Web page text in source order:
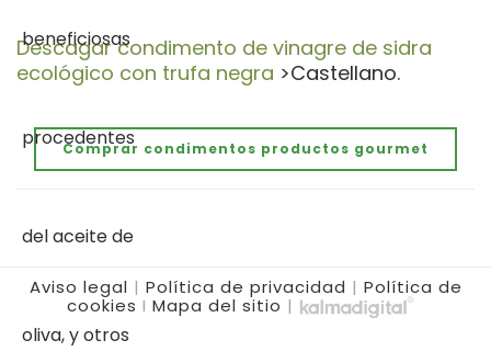
Descagar condimento de vinagre de sidra
ecológico con trufa negra >Castellano.
Comprar condimentos productos gourmet
Aviso legal | Política de privacidad | Política de
cookies I Mapa del sitio |